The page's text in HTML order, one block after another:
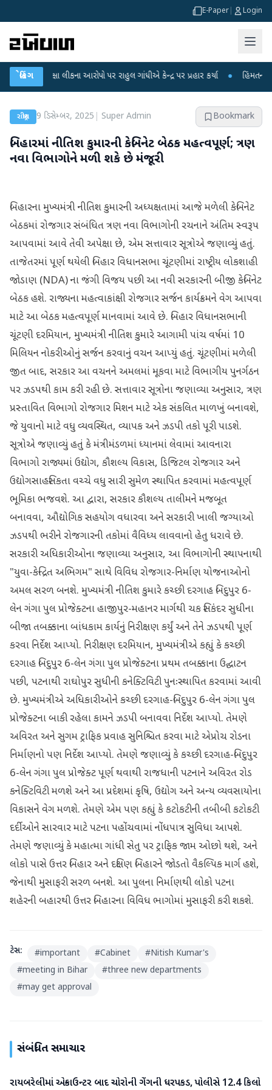
E-Paper Login
બ્રેકિંગલીકના આરોપો પર રાહુલ ગાંધીએ કેન્દ્ર પર પ્રહાર કર્યા ● હિંમતનગરમાં
રાષ્ટ્રીય 9 ડિસેમ્બર, 2025 Super Admin Bookmark
બિહારમાં નીતિશ કુમારની કેબિનેટ બેઠક મહત્વપૂર્ણ; ત્રણ
નવા વિભાગોને મળી શકે છે મંજૂરી
બિહારના મુખ્યમંત્રી નીતિશ કુમારની અધ્યક્ષતામાં આજે મળેલી કેબિનેટ
બેઠકમાં રોજગાર સંબંધિત ત્રણ નવા વિભાગોની રચનાને અંતિમ સ્વરૂપ
આપવામાં આવે તેવી અપેક્ષા છે, એમ સત્તાવાર સૂત્રોએ જણાવ્યું હતું.
તાજેતરમાં પૂર્ણ થયેલી બિહાર વિધાનસભા ચૂંટણીમાં રાષ્ટ્રીય લોકશાહી
જોડાણ (NDA) ના જંગી વિજય પછી આ નવી સરકારની બીજી કેબિનેટ
બેઠક હશે. રાજ્યના મહત્વાકાંક્ષી રોજગાર સર્જન કાર્યક્રમને વેગ આપવા
માટે આ બેઠક મહત્વપૂર્ણ માનવામાં આવે છે. બિહાર વિધાનસભાની
ચૂંટણી દરમિયાન, મુખ્યમંત્રી નીતિશ કુમારે આગામી પાંચ વર્ષમાં 10
મિલિયન નોકરીઓનું સર્જન કરવાનું વચન આપ્યું હતું. ચૂંટણીમાં મળેલી
જીત બાદ, સરકાર આ વચનને અમલમાં મૂકવા માટે વિભાગીય પુનર્ગઠન
પર ઝડપથી કામ કરી રહી છે. સત્તાવાર સૂત્રોના જણાવ્યા અનુસાર, ત્રણ
પ્રસ્તાવિત વિભાગો રોજગાર મિશન માટે એક સંકલિત માળખું બનાવશે,
જે યુવાનો માટે વધુ વ્યવસ્થિત, વ્યાપક અને ઝડપી તકો પૂરી પાડશે.
સૂત્રોએ જણાવ્યું હતું કે મંત્રીમંડળમાં ધ્યાનમાં લેવામાં આવનારા
વિભાગો રાજ્યમાં ઉદ્યોગ, કૌશલ્ય વિકાસ, ડિજિટલ રોજગાર અને
ઉદ્યોગસાહસિકતા વચ્ચે વધુ સારી સુમેળ સ્થાપિત કરવામાં મહત્વપૂર્ણ
ભૂમિકા ભજવશે. આ દ્વારા, સરકાર કૌશલ્ય તાલીમને મજબૂત
બનાવવા, ઔદ્યોગિક સહયોગ વધારવા અને સરકારી ખાલી જગ્યાઓ
ઝડપથી ભરીને રોજગારની તકોમાં વૈવિધ્ય લાવવાનો હેતુ ધરાવે છે.
સરકારી અધિકારીઓના જણાવ્યા અનુસાર, આ વિભાગોની સ્થાપનાથી
"યુવા-કેન્દ્રિત અભિગમ" સાથે વિવિધ રોજગાર-નિર્માણ યોજનાઓનો
અમલ સરળ બનશે. મુખ્યમંત્રી નીતિશ કુમારે કચ્છી દરગાહ બિદુપુર 6-
લેન ગંગા પુલ પ્રોજેક્ટના હાજીપુર-મહાનર માર્ગથી ચક સિકંદર સુધીના
બીજા તબક્કાના બાંધકામ કાર્યનું નિરીક્ષણ કર્યું અને તેને ઝડપથી પૂર્ણ
કરવા નિર્દેશ આપ્યો. નિરીક્ષણ દરમિયાન, મુખ્યમંત્રીએ કહ્યું કે કચ્છી
દરગાહ બિદુપુર 6-લેન ગંગા પુલ પ્રોજેક્ટના પ્રથમ તબક્કાના ઉદ્ઘાટન
પછી, પટનાથી રાઘોપુર સુધીની કનેક્ટિવિટી પુનઃસ્થાપિત કરવામાં આવી
છે. મુખ્યમંત્રીએ અધિકારીઓને કચ્છી દરગાહ-બિદુપુર 6-લેન ગંગા પુલ
પ્રોજેક્ટના બાકી રહેલા કામને ઝડપી બનાવવા નિર્દેશ આપ્યો. તેમણે
અવિરત અને સુગમ ટ્રાફિક પ્રવાહ સુનિશ્ચિત કરવા માટે એપ્રોચ રોડના
નિર્માણનો પણ નિર્દેશ આપ્યો. તેમણે જણાવ્યું કે કચ્છી દરગાહ-બિદુપુર
6-લેન ગંગા પુલ પ્રોજેક્ટ પૂર્ણ થવાથી રાજધાની પટનાને અવિરત રોડ
કનેક્ટિવિટી મળશે અને આ પ્રદેશમાં કૃષિ, ઉદ્યોગ અને અન્ય વ્યવસાયોના
વિકાસને વેગ મળશે. તેમણે એમ પણ કહ્યું કે કટોકટીની તબીબી કટોકટી
દર્દીઓને સારવાર માટે પટના પહોંચવામાં નોંધપાત્ર સુવિધા આપશે.
તેમણે જણાવ્યું કે મહાત્મા ગાંધી સેતુ પર ટ્રાફિક જામ ઓછો થશે, અને
લોકો પાસે ઉત્તર બિહાર અને દક્ષિણ બિહારને જોડતો વૈકલ્પિક માર્ગ હશે,
જેનાથી મુસાફરી સરળ બનશે. આ પુલના નિર્માણથી લોકો પટના
શહેરની બહારથી ઉત્તર બિહારના વિવિધ ભાગોમાં મુસાફરી કરી શકશે.
ટેગ્સ: #important #Cabinet #Nitish Kumar's
#meeting in Bihar #three new departments
#may get approval
સંબંધિત સમાચાર
રાષ્ટ્રીય
રાયબરેલીમાં એન્કાઉન્ટર બાદ ચોરોની ગેંગની ધરપકડ, પોલીસે 12.4 કિલો